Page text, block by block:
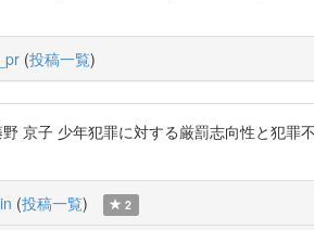
(投稿一覧)
京子 少年犯罪に対する厳罰志向性と犯
(投稿一覧) 2